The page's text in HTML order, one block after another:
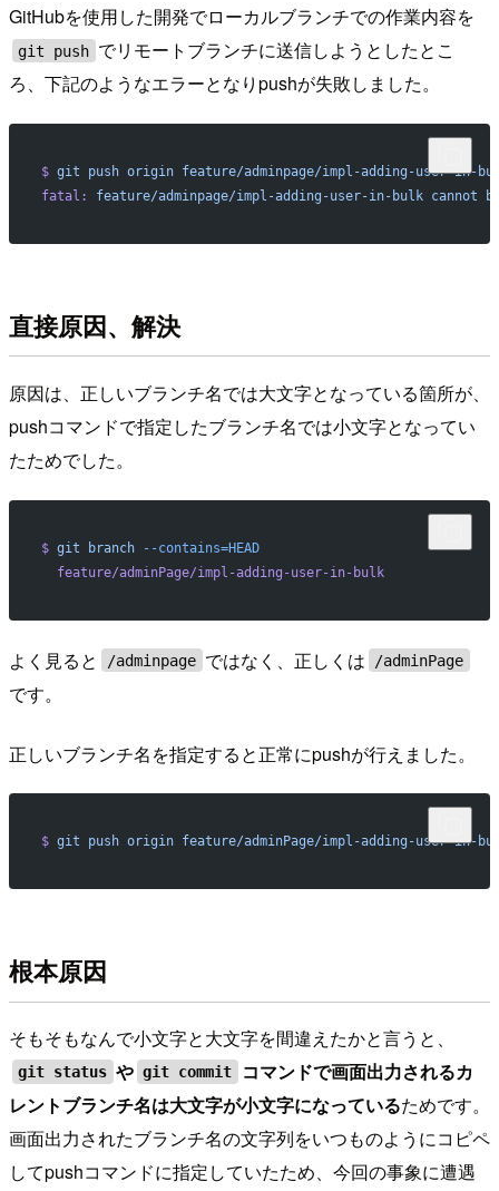
GitHubを使用した開発でローカルブランチでの作業内容を
git push でリモートブランチに送信しようとしたとこ
ろ、下記のようなエラーとなりpushが失敗しました。
$ git push origin feature/adminpage/impl-adding-user-in-
fatal:
feature/adminpage/impl-adding-user-in-bulk cannot
直接原因、解決
原因は、正しいブランチ名では大文字となっている箇所が、
pushコマンドで指定したブランチ名では小文字となってい
たためでした。
$ git branch --contains=HEAD
  feature/adminPage/impl-adding-user-in-bulk
よく見ると /adminpage ではなく、正しくは /adminPage
です。
正しいブランチ名を指定すると正常にpushが行えました。
$ git push origin feature/adminPage/impl-adding-user-in-
根本原因
そもそもなんで小文字と大文字を間違えたかと言うと、
git status や git commit
コマンドで画面出力されるカ
レントブランチ名は大文字が小文字になっているためです。
画面出力されたブランチ名の文字列をいつものようにコピペ
してpushコマンドに指定していたため、今回の事象に遭遇